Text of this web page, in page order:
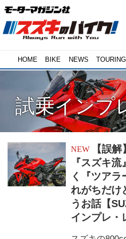
HOME BIKE NEWS TOURING
試乗インプ
【誤
『スズキ
く『ツア
れがちだ
うお話【
インプレ・